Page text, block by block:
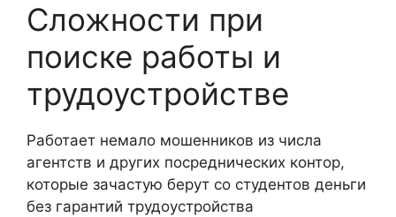
Сложности при
поиске работы и
трудоустройстве
Работает немало мошенников из числа
агентств и других посреднических контор,
которые зачастую берут со студентов деньги
без гарантий трудоустройства